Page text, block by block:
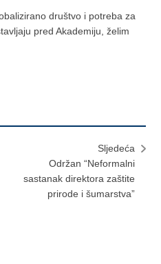
društvo i potreba za
pred Akademiju, želim
Sljedeća
Održan “Neformalni
sastanak direktora zaštite
prirode i šumarstva”